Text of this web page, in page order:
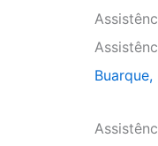
Buarque,